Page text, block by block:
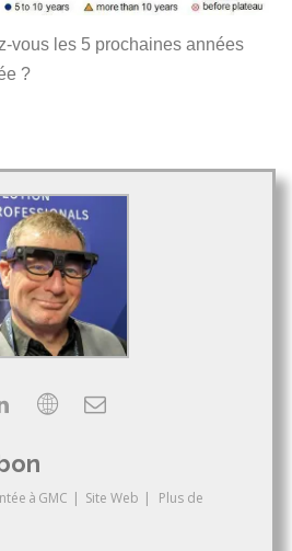
vous les 5 prochaines années
?
à GMC | Site Web |
Plus de